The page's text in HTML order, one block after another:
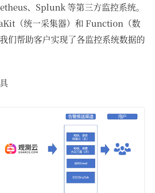
、Splunk 等第三方监控系统。
（统一采集器）和 Function（数
们帮助客户实现了各监控系统数据的